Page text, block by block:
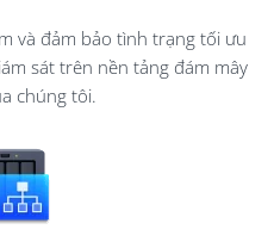
và đảm bảo tình trạng tối ưu
sát trên nền tảng đám mây
chúng tôi.